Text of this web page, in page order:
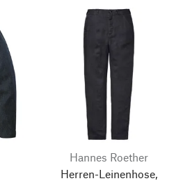
Hannes Roether
Herren-Leinenhose,